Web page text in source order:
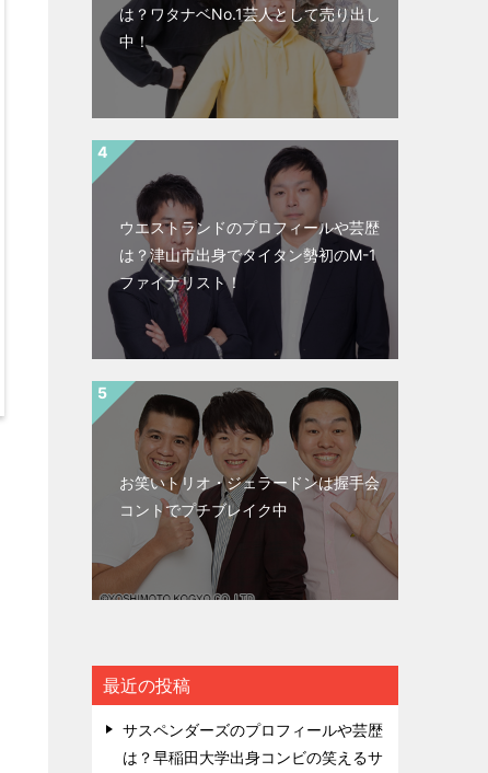
は？ワタナベNo.1芸人として売り出し
中！
ウエストランドのプロフィールや芸歴
は？津山市出身でタイタン勢初のM-1
ファイナリスト！
お笑いトリオ・ジェラードンは握手会
コントでプチブレイク中
最近の投稿
サスペンダーズのプロフィールや芸歴
は？早稲田大学出身コンビの笑えるサ